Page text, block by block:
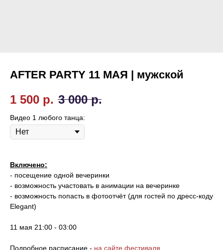
AFTER PARTY 11 МАЯ | мужской
1 500 р. 3 000 р.
Видео 1 любого танца:
Включено:
- посещение одной вечеринки
- возможность участовать в анимации на вечеринке
- возможность попасть в фотоотчёт (для гостей по дресс-коду
Elegant)
11 мая 21:00 - 03:00
Подробное расписание - на сайте фестиваля